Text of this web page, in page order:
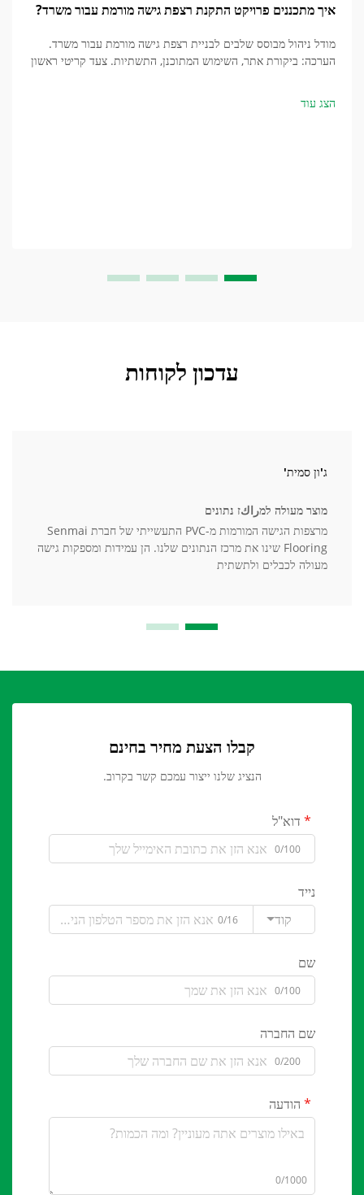
איך מתכננים פרויקט התקנת רצפת גישה מורמת עבור משרד?
מודל ניהול מבוסס שלבים לבניית רצפת גישה מורמת עבור משרד.
הערכה: ביקורת אתר, השימוש המתוכנן, התשתיות. צעד קריטי ראשון
הצג עוד
עדכון לקוחות
ג'ון סמית'
מוצר מעולה למراكז נתונים
מרצפות הגישה המורמות מ-PVC התעשייתי של חברת Senmai
Flooring שינו את מרכז הנתונים שלנו. הן עמידות ומספקות גישה
מעולה לכבלים ולתשתית
קבלו הצעת מחיר בחינם
הנציג שלנו ייצור עמכם קשר בקרוב.
דוא"ל
0/100
נייד
קוד
0/16
שם
0/100
שם החברה
0/200
הודעה
0/1000